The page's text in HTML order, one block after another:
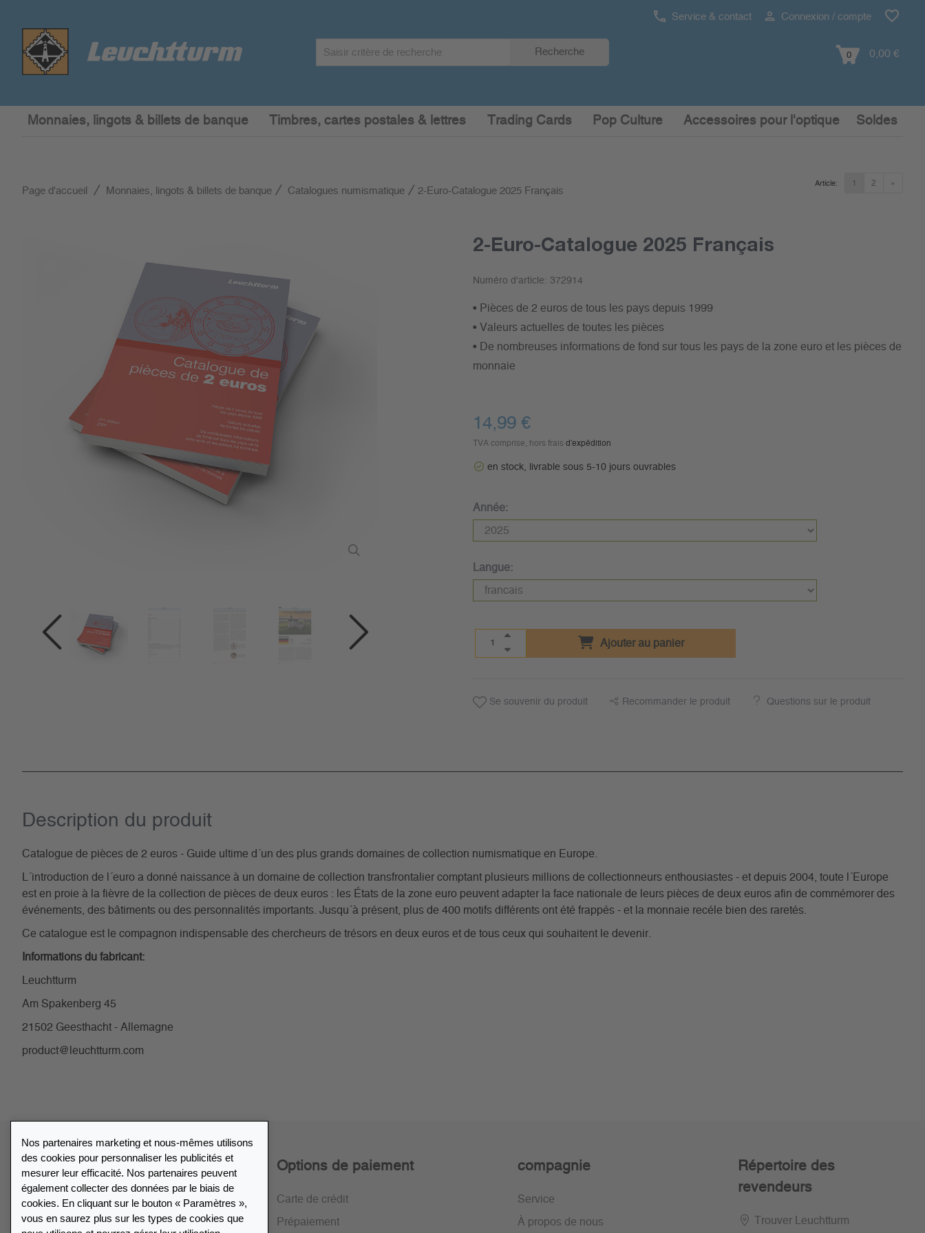
Service & contact Connexion / compte
Recherche 0 0,00 €
Monnaies, lingots & billets de banque Timbres, cartes postales & lettres Trading Cards Pop Culture Accessoires pour l'optique Soldes
Page d'accueil Monnaies, lingots & billets de banque Catalogues numismatique 2-Euro-Catalogue 2025 Français
1 2 »
Article:
2-Euro-Catalogue 2025 Français
Numéro d'article: 372914
• Pièces de 2 euros de tous les pays depuis 1999
• Valeurs actuelles de toutes les pièces
• De nombreuses informations de fond sur tous les pays de la zone euro et les pièces de
monnaie
14,99 €
TVA comprise, hors frais d'expédition
en stock, livrable sous 5-10 jours ouvrables
Année:
Langue:
Ajouter au panier
Se souvenir du produit Recommander le produit Questions sur le produit
Description du­ produit
Catalogue de pièces de 2 euros - Guide ultime d´un des plus grands domaines de collection numismatique en Europe.
L´introduction de l´euro a donné naissance à un domaine de collection transfrontalier comptant plusieurs millions de collectionneurs enthousiastes - et depuis 2004, toute l´Europe
est en proie à la fièvre de la collection de pièces de deux euros : les États de la zone euro peuvent adapter la face nationale de leurs pièces de deux euros afin de commémorer des
événements, des bâtiments ou des personnalités importants. Jusqu´à présent, plus de 400 motifs différents ont été frappés - et la monnaie recéle bien des raretés.
Ce catalogue est le compagnon indispensable des chercheurs de trésors en deux euros et de tous ceux qui souhaitent le devenir.
Informations du fabricant:
Leuchtturm
Am Spakenberg 45
21502 Geesthacht - Allemagne
product@leuchtturm.com
Service
Politique de retour de 30 jours
Cryptage SSL
Options de paiement
Carte de crédit
Prépaiement
compagnie
Service
À propos de nous
Répertoire des
revendeurs
Trouver Leuchtturm
Nos partenaires marketing et nous-mêmes utilisons
des cookies pour personnaliser les publicités et
mesurer leur efficacité. Nos partenaires peuvent
également collecter des données par le biais de
cookies. En cliquant sur le bouton « Paramètres »,
vous en saurez plus sur les types de cookies que